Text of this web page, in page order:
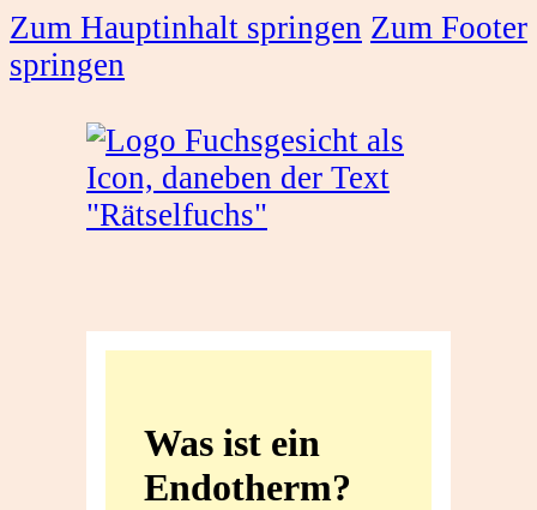
Zum Hauptinhalt springen Zum Footer
springen
Was ist ein
Endotherm?